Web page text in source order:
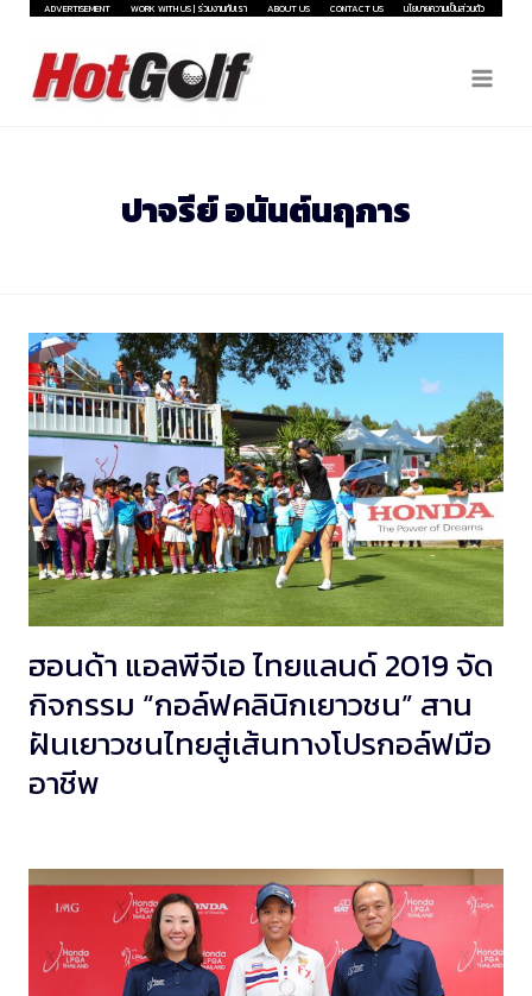
Skip
content
ADVERTISEMENT WORK WITH US | ร่วมงานกับเรา ABOUT US CONTACT US นโยบายความเป็นส่วนตัว
ปาจรีย์ อนันต์นฤการ
ฮอนด้า แอลพีจีเอ ไทยแลนด์ 2019 จัด
กิจกรรม “กอล์ฟคลินิกเยาวชน” สาน
ฝันเยาวชนไทยสู่เส้นทางโปรกอล์ฟมือ
อาชีพ